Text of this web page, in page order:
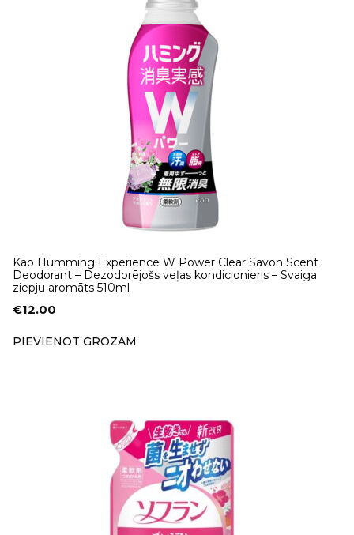
Kao Humming Experience W Power Clear Savon Scent
Deodorant – Dezodorējošs veļas kondicionieris – Svaiga
ziepju aromāts 510ml
€12.00
PIEVIENOT GROZAM